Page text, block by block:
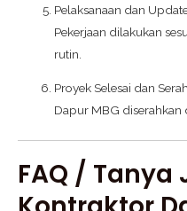
Pelaksanaan dan
Pekerjaan dilakukan
rutin.
Proyek Selesai dan
Dapur MBG
FAQ /